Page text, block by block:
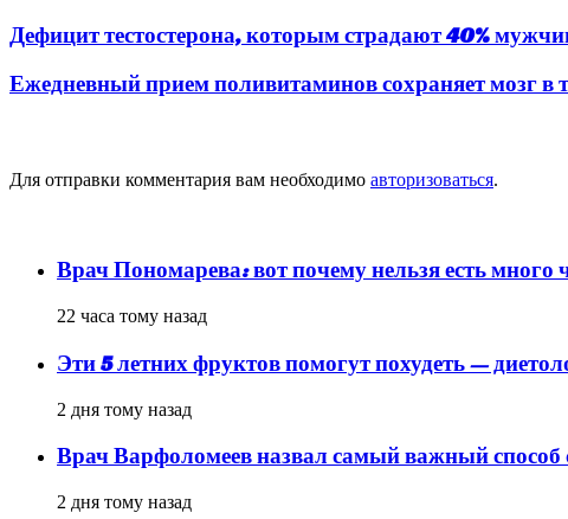
Дефицит тестостерона, которым страдают 40%
Ежедневный прием поливитаминов сохраняет мозг в
Для отправки комментария вам необходимо авторизоваться.
Врач Пономарева: вот почему нельзя есть много
22 часа тому назад
Эти 5 летних фруктов помогут похудеть —
2 дня тому назад
Врач Варфоломеев назвал самый важный
2 дня тому назад